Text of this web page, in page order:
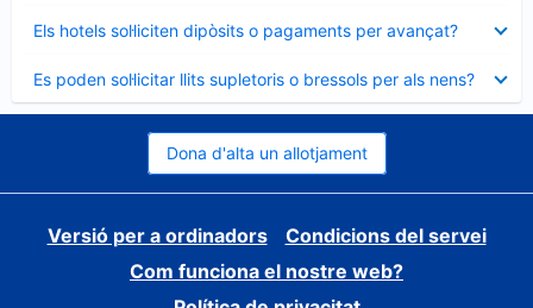
Els hotels sol·liciten dipòsits o pagaments per avançat?
tancat
Es poden sol·licitar llits supletoris o bressols per als nens?
tancat
Dona d'alta un allotjament
Versió per a ordinadors
Condicions del servei
Com funciona el nostre web?